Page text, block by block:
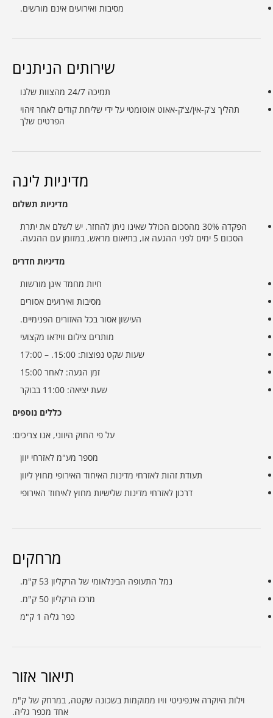
מסיבות ואירועים אינם מורשים.
שירותים הניתנים
תמיכה 24/7 מהצוות שלנו
תהליך צ'ק-אין/צ'ק-אאוט אוטומטי על ידי שליחת קודים לאחר זיהוי
הפרטים שלך
מדיניות לינה
מדיניות תשלום
הפקדה 30% מהסכום הכולל שאינו ניתן להחזר. יש לשלם את יתרת
הסכום 5 ימים לפני ההגעה או, בתיאום מראש, במזומן עם ההגעה.
מדיניות חדרים
חיות מחמד אינן מורשות
מסיבות ואירועים אסורים
העישון אסור בכל האזורים הפנימיים.
מותרים צילום ווידאו מקצועי
שעות שקט נפוצות: 15:00. – 17:00
זמן הגעה: לאחר 15:00
שעת יציאה: 11:00 בבוקר
כללים נוספים
על פי החוק היווני, אנו צריכים:
מספר מע"מ לאזרחי יוון
תעודת זהות לאזרחי מדינות האיחוד האירופי מחוץ ליוון
דרכון לאזרחי מדינות שלישיות מחוץ לאיחוד האירופי
מרחקים
נמל התעופה הבינלאומי של הרקליון 53 ק"מ.
מרכז הרקליון 50 ק"מ.
כפר גליה 1 ק"מ
תיאור אזור
וילות היוקרה אינפיניטי וויו ממוקמות בשכונה שקטה, במרחק של ק"מ
אחד מכפר גליה.